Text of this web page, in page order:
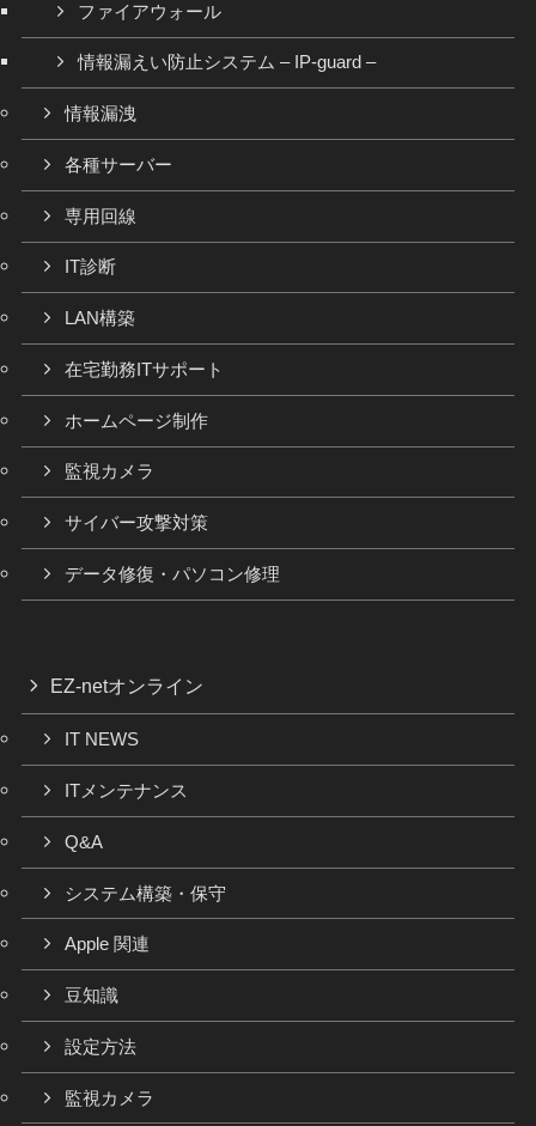
ファイアウォール
情報漏えい防止システム – IP-guard –
情報漏洩
各種サーバー
専用回線
IT診断
LAN構築
在宅勤務ITサポート
ホームページ制作
監視カメラ
サイバー攻撃対策
データ修復・パソコン修理
EZ-netオンライン
IT NEWS
ITメンテナンス
Q&A
システム構築・保守
Apple 関連
豆知識
設定方法
監視カメラ